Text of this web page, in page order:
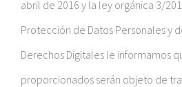
abril de 2016 y la ley orgánica 3/
Protección de Datos Personales y
Derechos Digitales le informamos
proporcionados serán objeto de